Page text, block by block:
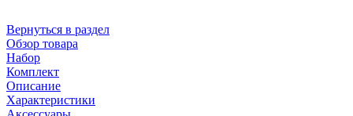
ернуться в раздел
Обзор товара
Набор
Комплект
Описание
Характеристики